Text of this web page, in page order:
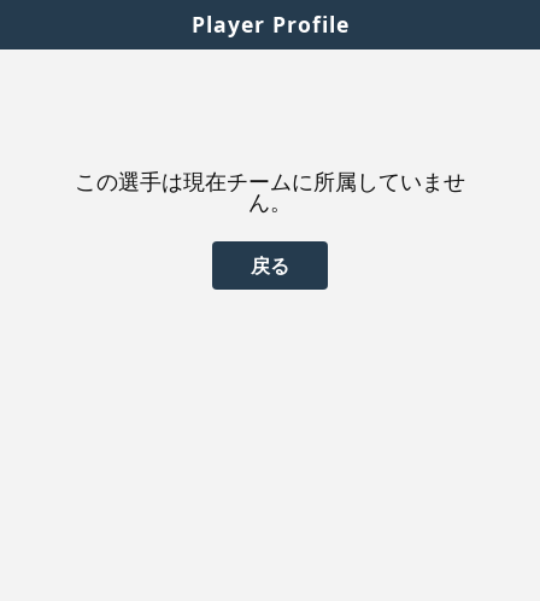
Player Profile
この選手は現在チームに所属していませ
ん。
戻る